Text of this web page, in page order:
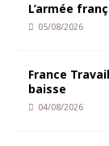
L’armée
05/08/2026
France
baisse
04/08/2026